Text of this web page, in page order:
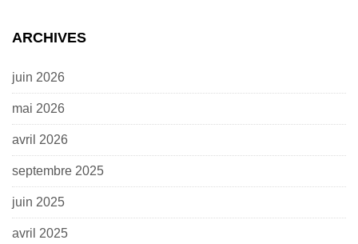
ARCHIVES
juin 2026
mai 2026
avril 2026
septembre 2025
juin 2025
avril 2025